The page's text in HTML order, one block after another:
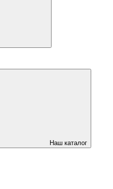
Наш каталог